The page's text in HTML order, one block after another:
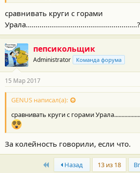
сравнивать круги с горами
Урала.........................................................?
пепсикольщик
Administrator Команда форума
15 Мар 2017
GENUS написал(а):
сравнивать круги с горами
За колейность говорили, если что.
First Назад 13 из 18